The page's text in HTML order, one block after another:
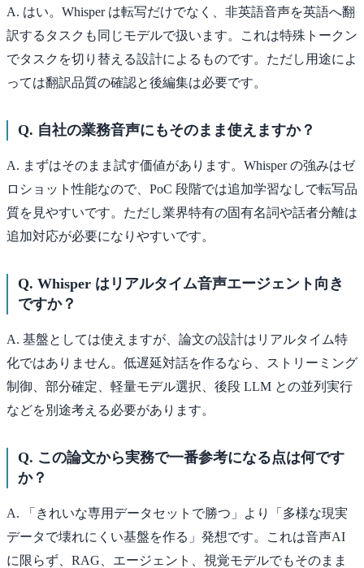
A. はい。Whisper は転写だけでなく、非英語音声を英語へ翻
訳するタスクも同じモデルで扱います。これは特殊トークン
でタスクを切り替える設計によるものです。ただし用途によ
っては翻訳品質の確認と後編集は必要です。
Q. 自社の業務音声にもそのまま使えますか？
A. まずはそのまま試す価値があります。Whisper の強みはゼ
ロショット性能なので、PoC 段階では追加学習なしで転写品
質を見やすいです。ただし業界特有の固有名詞や話者分離は
追加対応が必要になりやすいです。
Q. Whisper はリアルタイム音声エージェント向き
ですか？
A. 基盤としては使えますが、論文の設計はリアルタイム特
化ではありません。低遅延対話を作るなら、ストリーミング
制御、部分確定、軽量モデル選択、後段 LLM との並列実行
などを別途考える必要があります。
Q. この論文から実務で一番参考になる点は何です
か？
A. 「きれいな専用データセットで勝つ」より「多様な現実
データで壊れにくい基盤を作る」発想です。これは音声AI
に限らず、RAG、エージェント、視覚モデルでもそのまま